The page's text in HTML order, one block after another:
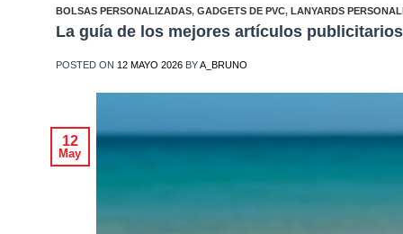
BOLSAS PERSONALIZADAS, GADGETS DE PVC, LANYARDS
La guía de los mejores artículos
POSTED ON 12 MAYO 2026 BYA_BRUNO
12
May